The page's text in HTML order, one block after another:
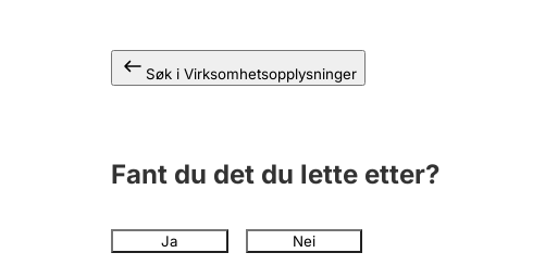
Søk i Virksomhetsopplysninger
Fant du det du lette etter?
Ja Nei